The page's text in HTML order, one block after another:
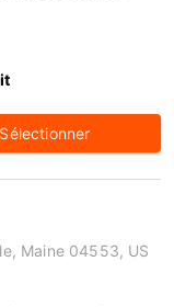
Sélectionner
Maine 04553, US